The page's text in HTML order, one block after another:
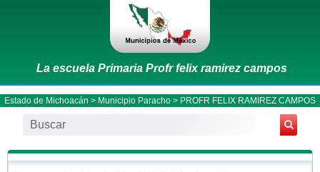
La escuela Primaria Profr felix ramirez campos
Estado de Michoacán > Municipio Paracho > PROFR FELIX RAMIREZ CAMPOS